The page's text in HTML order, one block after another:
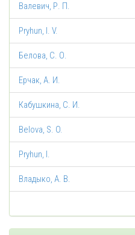
Валевич, Р. П.
Pryhun, I. V.
Белова, С. О.
Ерчак, А. И.
Кабушкина, С. И.
Belova, S. O.
Pryhun, I.
Владыко, А. В.